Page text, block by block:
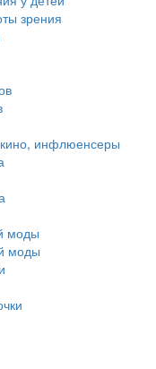
зрения
инфлюенсеры
моды
моды